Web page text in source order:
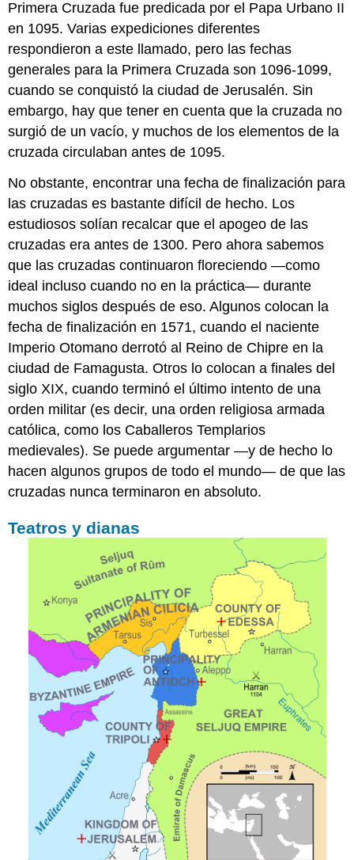
Primera Cruzada fue predicada por el Papa Urbano II
en 1095. Varias expediciones diferentes
respondieron a este llamado, pero las fechas
generales para la Primera Cruzada son 1096-1099,
cuando se conquistó la ciudad de Jerusalén. Sin
embargo, hay que tener en cuenta que la cruzada no
surgió de un vacío, y muchos de los elementos de la
cruzada circulaban antes de 1095.
No obstante, encontrar una fecha de finalización para
las cruzadas es bastante difícil de hecho. Los
estudiosos solían recalcar que el apogeo de las
cruzadas era antes de 1300. Pero ahora sabemos
que las cruzadas continuaron floreciendo —como
ideal incluso cuando no en la práctica— durante
muchos siglos después de eso. Algunos colocan la
fecha de finalización en 1571, cuando el naciente
Imperio Otomano derrotó al Reino de Chipre en la
ciudad de Famagusta. Otros lo colocan a finales del
siglo XIX, cuando terminó el último intento de una
orden militar (es decir, una orden religiosa armada
católica, como los Caballeros Templarios
medievales). Se puede argumentar —y de hecho lo
hacen algunos grupos de todo el mundo— de que las
cruzadas nunca terminaron en absoluto.
Teatros y dianas